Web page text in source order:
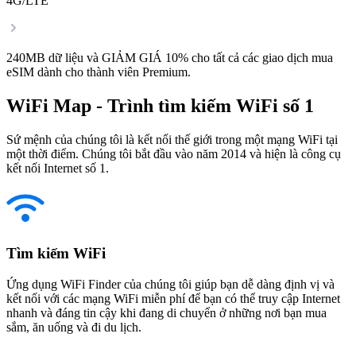
240MB dữ liệu và GIẢM GIÁ 10% cho tất cả các giao dịch mua
eSIM dành cho thành viên Premium.
WiFi Map - Trình tìm kiếm WiFi số 1
Sứ mệnh của chúng tôi là kết nối thế giới trong một mạng WiFi tại
một thời điểm. Chúng tôi bắt đầu vào năm 2014 và hiện là công cụ
kết nối Internet số 1.
Tìm kiếm WiFi
Ứng dụng WiFi Finder của chúng tôi giúp bạn dễ dàng định vị và
kết nối với các mạng WiFi miễn phí để bạn có thể truy cập Internet
nhanh và đáng tin cậy khi đang di chuyển ở những nơi bạn mua
sắm, ăn uống và đi du lịch.